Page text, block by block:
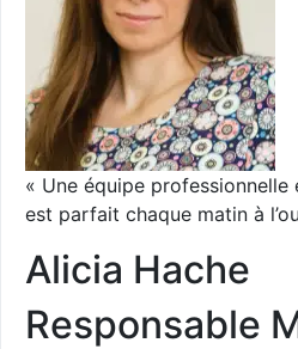
« Une équipe
est parfait chaque matin à
Alicia Hache
Responsable